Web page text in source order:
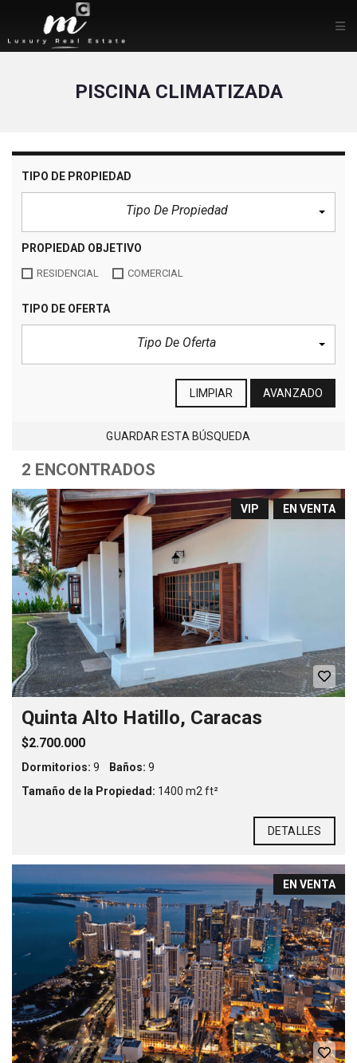
PISCINA CLIMATIZADA
TIPO DE PROPIEDAD
Tipo De Propiedad
PROPIEDAD OBJETIVO
RESIDENCIAL COMERCIAL
TIPO DE OFERTA
Tipo De Oferta
LIMPIAR AVANZADO
GUARDAR ESTA BÚSQUEDA
2 ENCONTRADOS
EN VENTA
VIP
Quinta Alto Hatillo, Caracas
$2.700.000
Dormitorios: 9 Baños: 9
Tamaño de la Propiedad: 1400 m2 ft²
DETALLES
EN VENTA